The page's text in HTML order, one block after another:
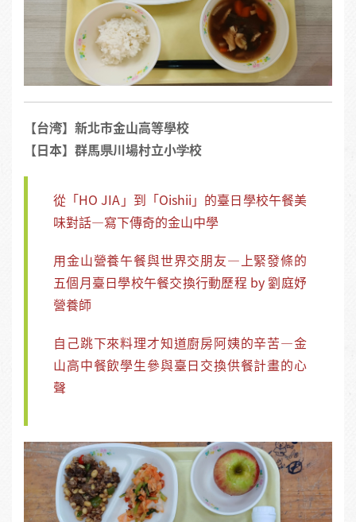
【台湾】新北市金山高等學校
【日本】群馬県川場村立小学校
從「HO JIA」到「Oishii」的臺日學校午餐美
味對話—寫下傳奇的金山中學
用金山營養午餐與世界交朋友—上緊發條的
五個月臺日學校午餐交換行動歷程 by 劉庭妤
營養師
自己跳下來料理才知道廚房阿姨的辛苦—金
山高中餐飲學生參與臺日交換供餐計畫的心
聲